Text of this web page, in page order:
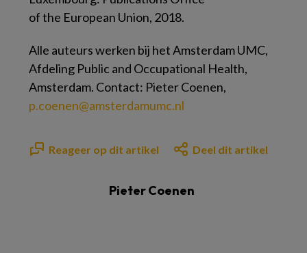
of the European Union, 2018.
Alle auteurs werken bij het Amsterdam UMC,
Afdeling Public and Occupational Health,
Amsterdam. Contact: Pieter Coenen,
p.coenen@amsterdamumc.nl
Reageer op dit artikel Deel dit artikel
Pieter Coenen